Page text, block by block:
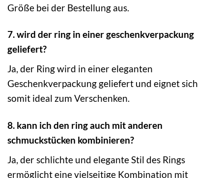
Größe bei der Bestellung aus.
7. wird der ring in einer geschenkverpackung
geliefert?
Ja, der Ring wird in einer eleganten
Geschenkverpackung geliefert und eignet sich
somit ideal zum Verschenken.
8. kann ich den ring auch mit anderen
schmuckstücken kombinieren?
Ja, der schlichte und elegante Stil des Rings
ermöglicht eine vielseitige Kombination mit